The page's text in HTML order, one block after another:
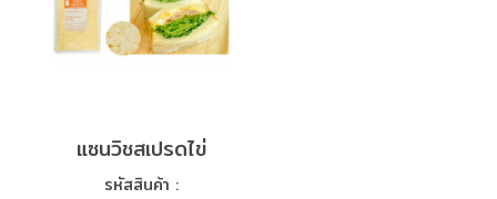
แซนวิชสเปรดไข่
รหัสสินค้า :